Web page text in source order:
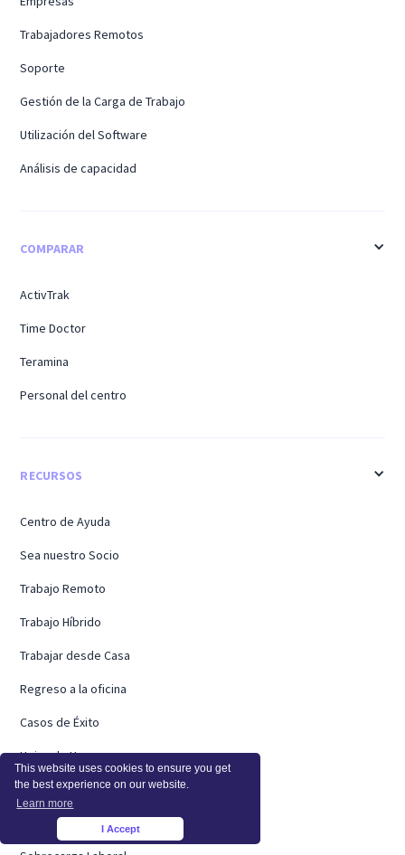
This website uses cookies to ensure you get
the best experience on our website.
Learn more
I Accept
Trabajadores Remotos
Soporte
Gestión de la Carga de Trabajo
Utilización del Software
Análisis de capacidad
COMPARAR
ActivTrak
Time Doctor
Teramina
Personal del centro
RECURSOS
Centro de Ayuda
Sea nuestro Socio
Trabajo Remoto
Trabajo Híbrido
Trabajar desde Casa
Regreso a la oficina
Casos de Éxito
Hojas de Horas
Webinarios
Investigación a Distancia